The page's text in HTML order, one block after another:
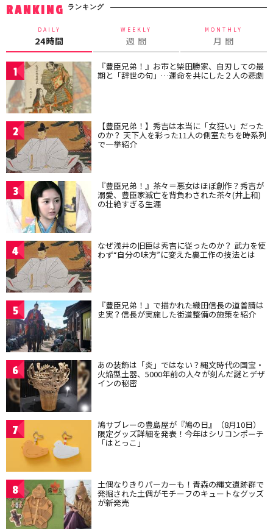
RANKING ランキング
DAILY
24時間
WEEKLY
週 間
MONTHLY
月 間
1 『豊臣兄弟！』お市と柴田勝家、自刃しての最
期と「辞世の句」…運命を共にした２人の悲劇
2 【豊臣兄弟！】秀吉は本当に「女狂い」だった
のか？ 天下人を彩った11人の側室たちを時系列
で一挙紹介
3 『豊臣兄弟！』茶々＝悪女はほぼ創作？秀吉が
溺愛、豊臣家滅亡を背負わされた茶々(井上和)
の壮絶すぎる生涯
4 なぜ浅井の旧臣は秀吉に従ったのか？ 武力を使
わず“自分の味方”に変えた裏工作の技法とは
5 『豊臣兄弟！』で描かれた織田信長の道普請は
史実？信長が実施した街道整備の施策を紹介
6 あの装飾は「炎」ではない？縄文時代の国宝・
火焔型土器、5000年前の人々が刻んだ謎とデザ
インの秘密
7 鳩サブレーの豊島屋が『鳩の日』（8月10日）
限定グッズ詳細を発表！今年はシリコンポーチ
「はとっこ」
8 土偶なりきりパーカーも！青森の縄文遺跡群で
発掘された土偶がモチーフのキュートなグッズ
が新発売